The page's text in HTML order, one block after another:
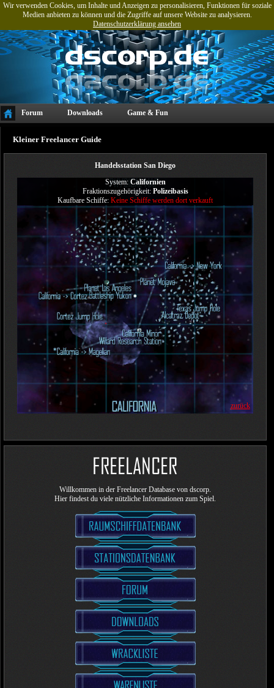
Wir verwenden Cookies, um Inhalte und Anzeigen zu personalisieren, Funktionen für soziale
Medien anbieten zu können und die Zugriffe auf unsere Website zu analysieren.
Datenschutzerklärung ansehen
Forum Downloads Game & Fun
Kleiner Freelancer Guide
Handelsstation San Diego
System: Californien
Fraktionszugehörigkeit: Polizeibasis
Kaufbare Schiffe:Keine Schiffe werden dort verkauft
zurück
Willkommen in der Freelancer Database von dscorp.
Hier findest du viele nützliche Informationen zum Spiel.